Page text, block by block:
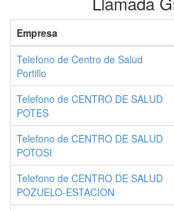
Empresa
Telefono de Centro de Salud
Portillo
Telefono de CENTRO DE SALUD
POTES
Telefono de CENTRO DE SALUD
POTOSI
Telefono de CENTRO DE SALUD
POZUELO-ESTACION